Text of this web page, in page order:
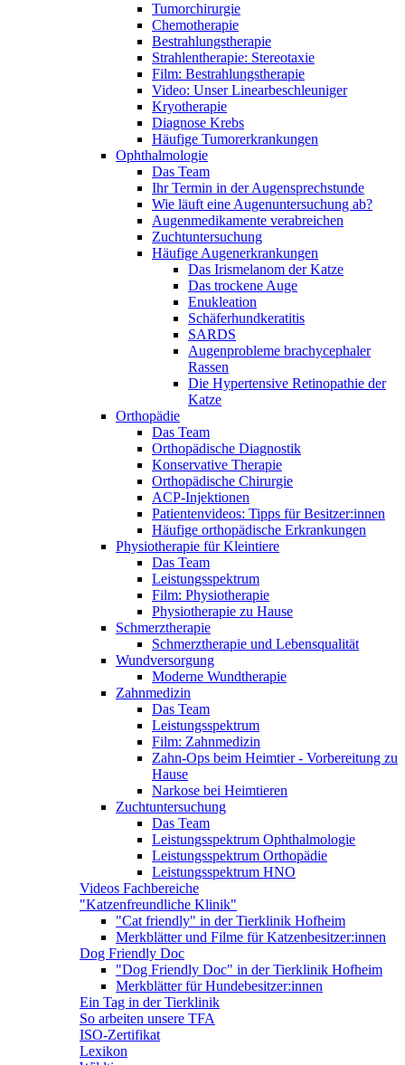
Tumorchirurgie
Chemotherapie
Bestrahlungstherapie
Strahlentherapie: Stereotaxie
Film: Bestrahlungstherapie
Video: Unser Linearbeschleuniger
Kryotherapie
Diagnose Krebs
Häufige Tumorerkrankungen
Ophthalmologie
Das Team
Ihr Termin in der Augensprechstunde
Wie läuft eine Augenuntersuchung ab?
Augenmedikamente verabreichen
Zuchtuntersuchung
Häufige Augenerkrankungen
Das Irismelanom der Katze
Das trockene Auge
Enukleation
Schäferhundkeratitis
SARDS
Augenprobleme brachycephaler
Rassen
Die Hypertensive Retinopathie der
Katze
Orthopädie
Das Team
Orthopädische Diagnostik
Konservative Therapie
Orthopädische Chirurgie
ACP-Injektionen
Patientenvideos: Tipps für Besitzer:innen
Häufige orthopädische Erkrankungen
Physiotherapie für Kleintiere
Das Team
Leistungsspektrum
Film: Physiotherapie
Physiotherapie zu Hause
Schmerztherapie
Schmerztherapie und Lebensqualität
Wundversorgung
Moderne Wundtherapie
Zahnmedizin
Das Team
Leistungsspektrum
Film: Zahnmedizin
Zahn-Ops beim Heimtier - Vorbereitung zu
Hause
Narkose bei Heimtieren
Zuchtuntersuchung
Das Team
Leistungsspektrum Ophthalmologie
Leistungsspektrum Orthopädie
Leistungsspektrum HNO
Videos Fachbereiche
"Katzenfreundliche Klinik"
"Cat friendly" in der Tierklinik Hofheim
Merkblätter und Filme für Katzenbesitzer:innen
Dog Friendly Doc
"Dog Friendly Doc" in der Tierklinik Hofheim
Merkblätter für Hundebesitzer:innen
Ein Tag in der Tierklinik
So arbeiten unsere TFA
ISO-Zertifikat
Lexikon